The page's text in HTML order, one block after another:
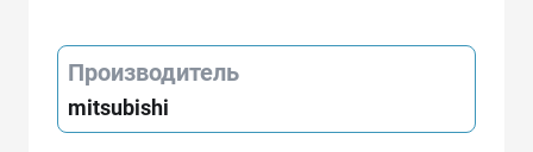
Производитель
mitsubishi